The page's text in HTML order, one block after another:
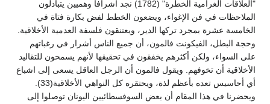
"العلاقات الغرامية الخطرة" (1782) نجد أشرافاً وهميين يتبادلون
الملاحظات في فن الإغواء، ويضعون الخطط لفض بكارة فتاة في
الخامسة عشرة بمجرد تركها الدير، ويعتنقون فلسفة العدمية الأخلاقية.
وحجة البطل، الفيكونت فالمون، أن جميع الناس أشرار في رغباتهم
على السواء، ولكن أكثرهم يخفقون في تحقيقها لأنهم يسمحون للتقاليد
الأخلاقية أن تخوفهم. ويقول فالمون أن الرجل العاقل يسعى إلى اشباع
أي أحاسيس تعده بأعظم لذة، ويحتقره كل النواهي الأخلاقية(33).
ويحضرنا في هذا المقام أن بعض السوفسطائيين اليونان توصلوا إلى